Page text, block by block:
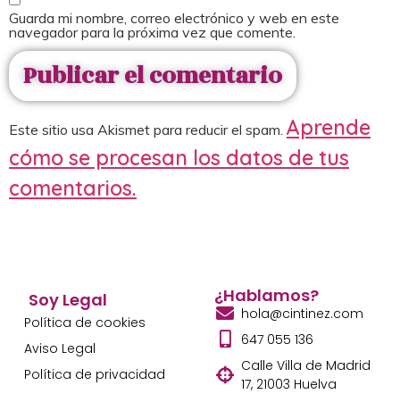
Guarda mi nombre, correo electrónico y web en este
navegador para la próxima vez que comente.
Este sitio usa Akismet para reducir el spam. Aprende
cómo se procesan los datos de tus
comentarios.
Soy Legal
Política de cookies
Aviso Legal
Política de privacidad
¿Hablamos?
hola@cintinez.com
647 055 136
Calle Villa de Madrid
17, 21003 Huelva